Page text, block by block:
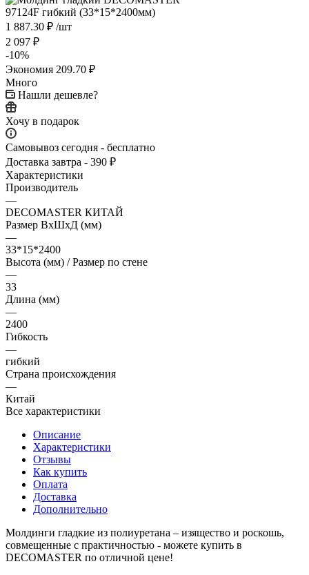
1 887.30 ₽ /шт
2 097 ₽
-10%
Экономия 209.70 ₽
Много
Нашли дешевле?
Хочу в подарок
Самовывоз сегодня - бесплатно
Доставка завтра - 390 ₽
Характеристики
Производитель
—
DECOMASTER КИТАЙ
Размер ВхШхД (мм)
—
33*15*2400
Высота (мм) / Размер по стене
—
33
Длина (мм)
—
2400
Гибкость
—
гибкий
Страна происхождения
—
Китай
Все характеристики
Описание
Характеристики
Отзывы
Как купить
Оплата
Доставка
Дополнительно
Молдинги гладкие из полиуретана – изящество и роскошь,
совмещенные с практичностью - можете купить в
DECOMASTER по отличной цене!